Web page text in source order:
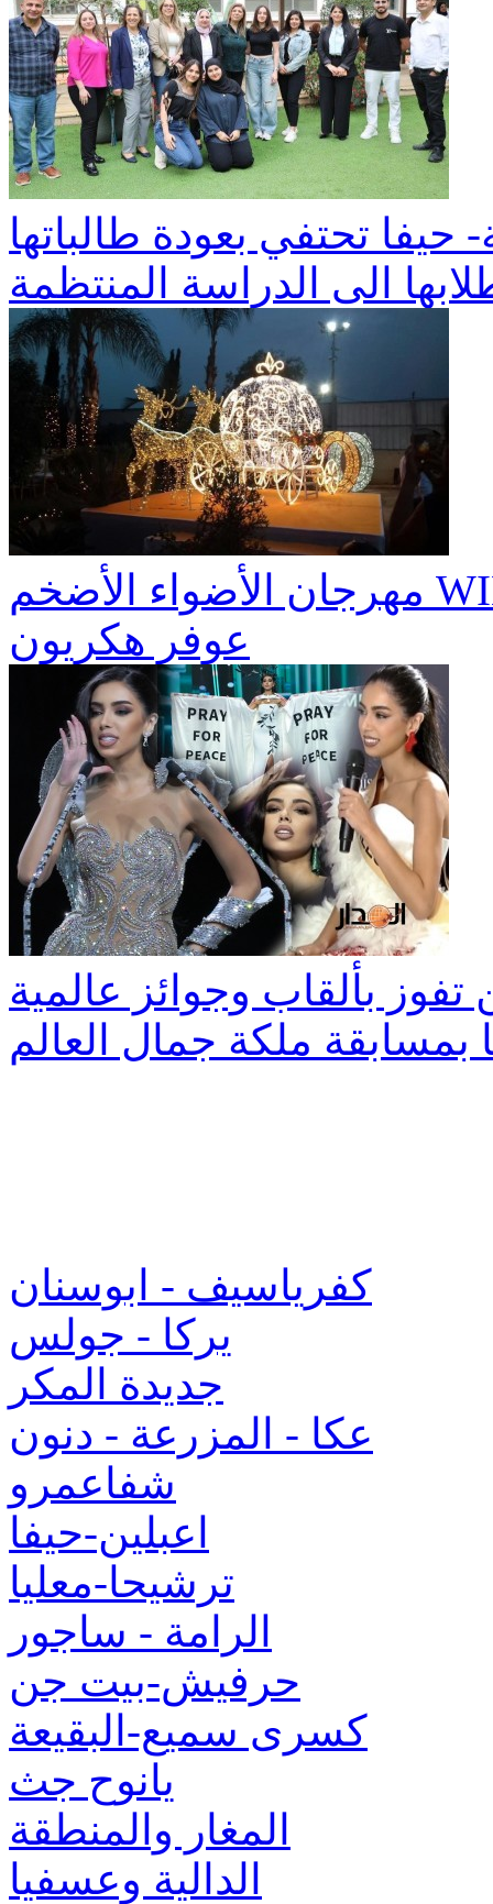
حيفا تحتفي بعودة طالباتها
الى الدراسة المنتظمة
مهرجان الأضواء الأضخم WINTER MAGIC 2025 يصل إلى
عوفر هكريون
بألقاب وجوائز عالمية
بمسابقة ملكة جمال العالم
كفرياسيف - ابوسنان
يركا - جولس
جديدة المكر
عكا - المزرعة - دنون
شفاعمرو
اعبلين-حيفا
ترشيحا-معليا
الرامة - ساجور
حرفيش-بيت جن
كسرى سميع-البقيعة
يانوح جث
المغار والمنطقة
الدالية وعسفيا